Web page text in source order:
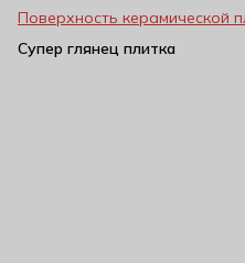
Поверхность керамической
Супер глянец плитка